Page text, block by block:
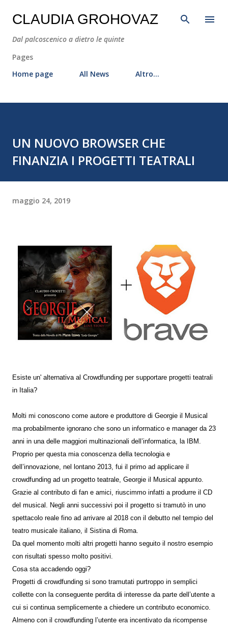
Passa ai contenuti principali
CLAUDIA GROHOVAZ
Dal palcoscenico a dietro le quinte
Pages
Home page
All News Altro…
UN NUOVO BROWSER CHE
FINANZIA I PROGETTI TEATRALI
maggio 24, 2019
Esiste un' alternativa al Crowdfunding per supportare progetti teatrali
in Italia?
Molti mi conoscono come autore e produttore di Georgie il Musical
ma probabilmente ignorano che sono un informatico e manager da 23
anni in una delle maggiori multinazionali dell’informatica, la IBM.
Proprio per questa mia conoscenza della tecnologia e
dell’innovazione, nel lontano 2013, fui il primo ad applicare il
crowdfunding ad un progetto teatrale, Georgie il Musical appunto.
Grazie al contributo di fan e amici, riuscimmo infatti a produrre il CD
del musical. Negli anni successivi poi il progetto si tramutò in uno
spettacolo reale fino ad arrivare al 2018 con il debutto nel tempio del
teatro musicale italiano, il Sistina di Roma.
Da quel momento molti altri progetti hanno seguito il nostro esempio
con risultati spesso molto positivi.
Cosa sta accadendo oggi?
Progetti di crowdfunding si sono tramutati purtroppo in semplici
collette con la conseguente perdita di interesse da parte dell’utente a
cui si continua semplicemente a chiedere un contributo economico.
Almeno con il crowdfunding l’utente era incentivato da ricompense